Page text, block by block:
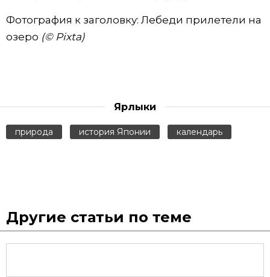
Фотография к заголовку: Лебеди прилетели на
озеро (© Pixta)
Ярлыки
природа история Японии календарь
Другие статьи по теме